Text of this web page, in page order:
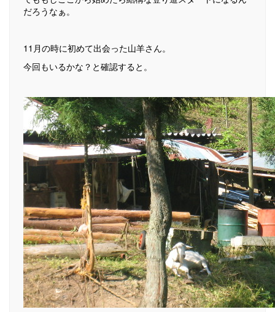
だろうなぁ。
11月の時に初めて出会った山羊さん。
今回もいるかな？と確認すると。